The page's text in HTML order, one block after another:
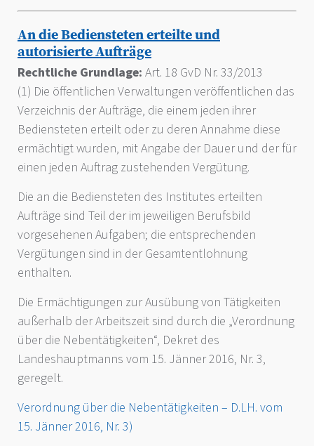
An die Bediensteten erteilte und
autorisierte Aufträge
Rechtliche Grundlage: Art. 18 GvD Nr. 33/2013
(1) Die öffentlichen Verwaltungen veröffentlichen das
Verzeichnis der Aufträge, die einem jeden ihrer
Bediensteten erteilt oder zu deren Annahme diese
ermächtigt wurden, mit Angabe der Dauer und der für
einen jeden Auftrag zustehenden Vergütung.
Die an die Bediensteten des Institutes erteilten
Aufträge sind Teil der im jeweiligen Berufsbild
vorgesehenen Aufgaben; die entsprechenden
Vergütungen sind in der Gesamtentlohnung
enthalten.
Die Ermächtigungen zur Ausübung von Tätigkeiten
außerhalb der Arbeitszeit sind durch die „Verordnung
über die Nebentätigkeiten“, Dekret des
Landeshauptmanns vom 15. Jänner 2016, Nr. 3,
geregelt.
Verordnung über die Nebentätigkeiten – D.LH. vom
15. Jänner 2016, Nr. 3)